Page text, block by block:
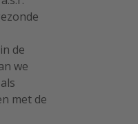
de
we
met de